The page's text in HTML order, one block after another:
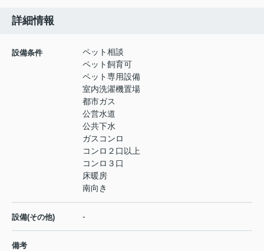
詳細情報
設備条件
ペット相談
ペット飼育可
ペット専用設備
室内洗濯機置場
都市ガス
公営水道
公共下水
ガスコンロ
コンロ２口以上
コンロ３口
床暖房
南向き
設備(その他) -
備考